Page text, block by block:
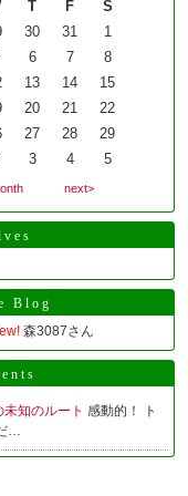
T F
S
30 31
1
6 7
8
13 14
15
20 21
22
27 28
29
3 4 5
next>
Blog
森3087さん
知のルート 感動的！ ト
…